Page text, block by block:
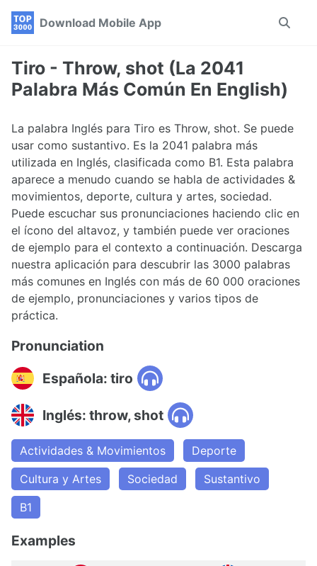
Skip
navigation
Skip
Skip
Download Mobile App
Toggle
Tiro - Throw, shot (La 2041
Palabra Más Común En English)
La palabra Inglés para Tiro es Throw, shot. Se puede
usar como sustantivo. Es la 2041 palabra más
utilizada en Inglés, clasificada como B1. Esta palabra
aparece a menudo cuando se habla de actividades &
movimientos, deporte, cultura y artes, sociedad.
Puede escuchar sus pronunciaciones haciendo clic en
el ícono del altavoz, y también puede ver oraciones
de ejemplo para el contexto a continuación. Descarga
nuestra aplicación para descubrir las 3000 palabras
más comunes en Inglés con más de 60 000 oraciones
de ejemplo, pronunciaciones y varios tipos de
práctica.
Pronunciation
Española: tiro
Inglés: throw, shot
Actividades & Movimientos
Deporte
Cultura y Artes
Sociedad
Sustantivo
B1
Examples